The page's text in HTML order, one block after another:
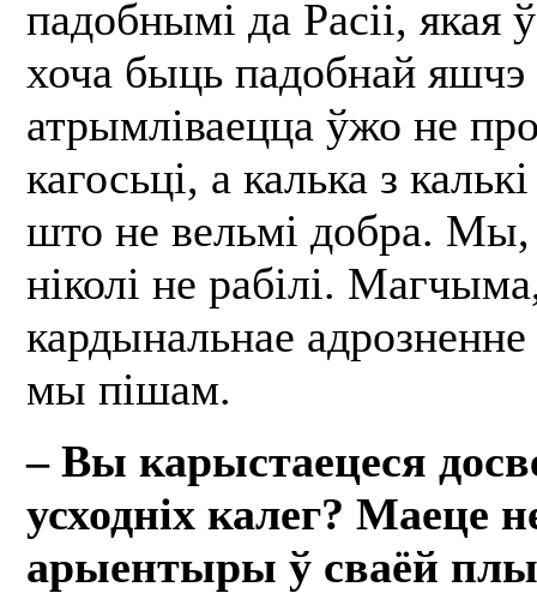
падобнымі да Расіі, якая
хоча быць падобнай яшчэ
атрымліваецца ўжо не
кагосьці, а калька з
што не вельмі добра. Мы,
ніколі не рабілі.
кардынальнае
мы пішам.
– Вы карыстаецеся
усходніх калег? Маеце
арыентыры ў сваёй